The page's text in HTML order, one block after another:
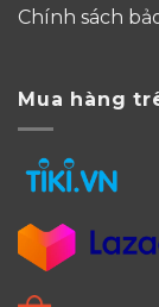
Chính sách
Mua hàng